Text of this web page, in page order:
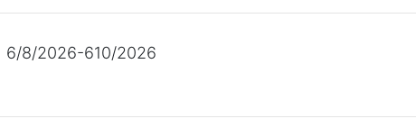
6/8/2026-610/2026